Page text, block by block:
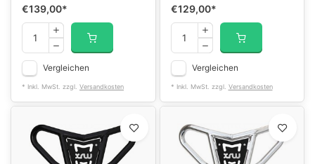
€139,00*
Vergleichen
* Inkl. MwSt. zzgl. Versandkosten
€129,00*
Vergleichen
* Inkl. MwSt. zzgl. Versandkosten